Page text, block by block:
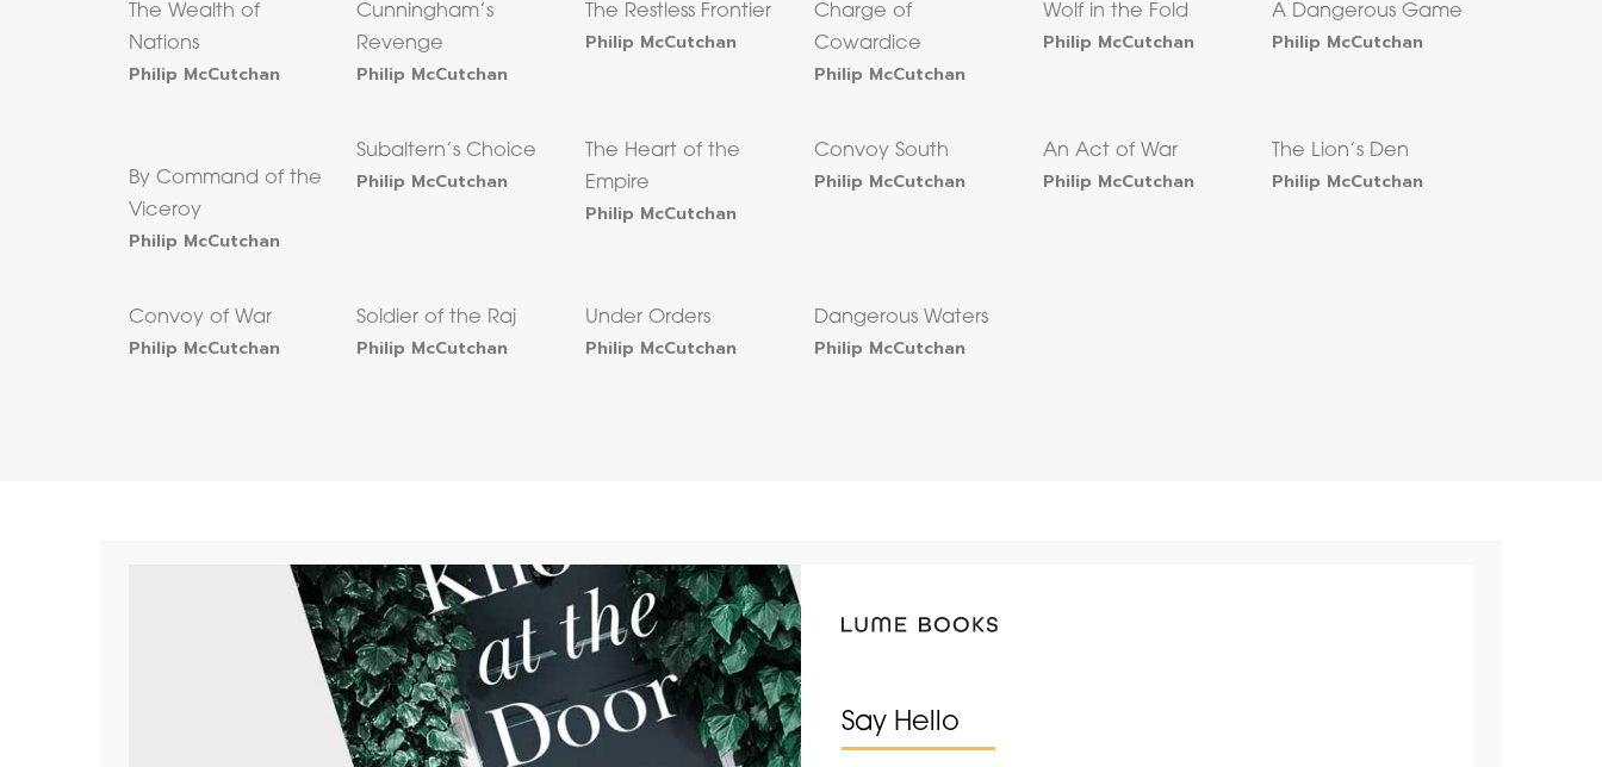
The Wealth of
Nations
Philip McCutchan
Cunningham’s
Revenge
Philip McCutchan
The Restless Frontier
Philip McCutchan
Charge of
Cowardice
Philip McCutchan
Wolf in the Fold
Philip McCutchan
A Dangerous Game
Philip McCutchan
By Command of the
Viceroy
Philip McCutchan
Subaltern’s Choice
Philip McCutchan
The Heart of the
Empire
Philip McCutchan
Convoy South
Philip McCutchan
An Act of War
Philip McCutchan
The Lion’s Den
Philip McCutchan
Convoy of War
Philip McCutchan
Soldier of the Raj
Philip McCutchan
Under Orders
Philip McCutchan
Dangerous Waters
Philip McCutchan
Say Hello